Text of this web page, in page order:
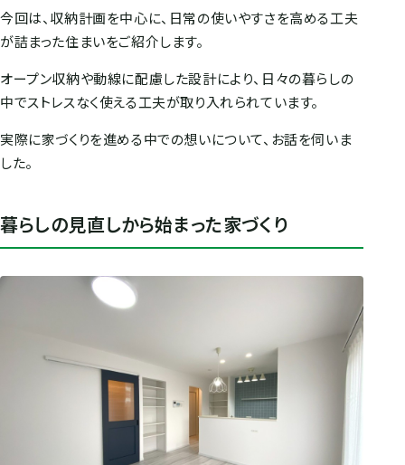
今回は、収納計画を中心に、日常の使いやすさを高める工夫
が詰まった住まいをご紹介します。
オープン収納や動線に配慮した設計により、日々の暮らしの
中でストレスなく使える工夫が取り入れられています。
実際に家づくりを進める中での想いについて、お話を伺いま
した。
暮らしの見直しから始まった家づくり